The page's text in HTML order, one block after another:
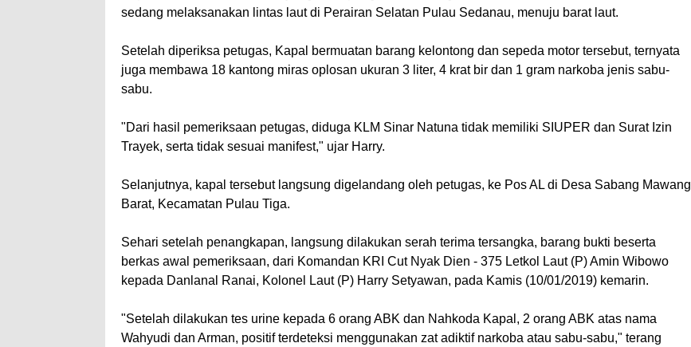
sedang melaksanakan lintas laut di Perairan Selatan Pulau Sedanau, menuju barat laut.
Setelah diperiksa petugas, Kapal bermuatan barang kelontong dan sepeda motor tersebut, ternyata
juga membawa 18 kantong miras oplosan ukuran 3 liter, 4 krat bir dan 1 gram narkoba jenis sabu-
sabu.
"Dari hasil pemeriksaan petugas, diduga KLM Sinar Natuna tidak memiliki SIUPER dan Surat Izin
Trayek, serta tidak sesuai manifest," ujar Harry.
Selanjutnya, kapal tersebut langsung digelandang oleh petugas, ke Pos AL di Desa Sabang Mawang
Barat, Kecamatan Pulau Tiga.
Sehari setelah penangkapan, langsung dilakukan serah terima tersangka, barang bukti beserta
berkas awal pemeriksaan, dari Komandan KRI Cut Nyak Dien - 375 Letkol Laut (P) Amin Wibowo
kepada Danlanal Ranai, Kolonel Laut (P) Harry Setyawan, pada Kamis (10/01/2019) kemarin.
"Setelah dilakukan tes urine kepada 6 orang ABK dan Nahkoda Kapal, 2 orang ABK atas nama
Wahyudi dan Arman, positif terdeteksi menggunakan zat adiktif narkoba atau sabu-sabu," terang